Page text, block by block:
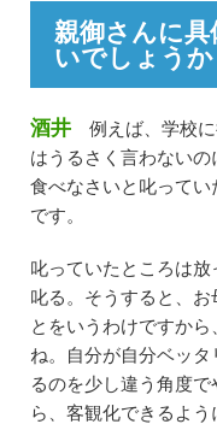
親御さんに
いでしょうか
酒井 例えば、学校に
はうるさく言わない
食べなさいと叱って
です。
叱っていたところは
叱る。そうすると、
とをいうわけですか
ね。自分が自分ベッ
るのを少し違う角度
ら、客観化できるよ